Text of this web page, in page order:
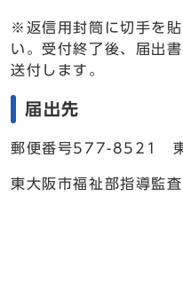
※返信用封筒に切手を
い。受付終了後、届出
送付します。
届出先
郵便番号577-8521 東
東大阪市福祉部指導監